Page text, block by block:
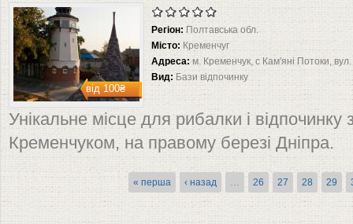
від100₴
Регіон:Полтавська обл.
Місто: Кременчуг
Адреса:м. Кременчук, с Кам'яні Потоки,
Вид: Бази відпочинку
Унікальне місце для рибалки і відпочинку
Кременчуком, на правому березі Дніпра.
Сторінки « перша ‹ назад … 26 27 28 29